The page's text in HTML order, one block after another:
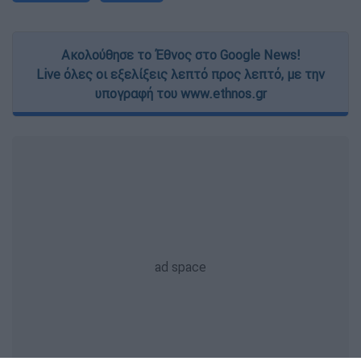
Ακολούθησε το Έθνος στο Google News!
Live όλες οι εξελίξεις λεπτό προς λεπτό, με την
υπογραφή του www.ethnos.gr